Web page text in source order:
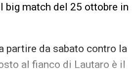
big match del 25 ottobre in
partire da sabato contro la
al fianco di Lautaro è il